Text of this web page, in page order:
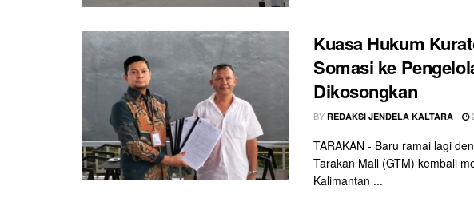
Kuasa Hukum
Somasi ke
Dikosongkan
BY REDAKSI JENDELA KALTARA
TARAKAN - Baru ramai lagi
Tarakan Mall (GTM) kembali
Kalimantan ...